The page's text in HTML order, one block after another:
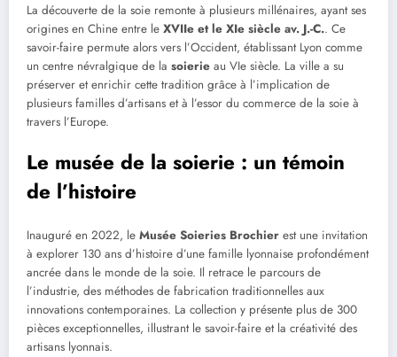
La découverte de la soie remonte à plusieurs millénaires, ayant ses
origines en Chine entre le XVIIe et le XIe siècle av. J.-C.. Ce
savoir-faire permute alors vers l’Occident, établissant Lyon comme
un centre névralgique de la soierie au VIe siècle. La ville a su
préserver et enrichir cette tradition grâce à l’implication de
plusieurs familles d’artisans et à l’essor du commerce de la soie à
travers l’Europe.
Le musée de la soierie : un témoin
de l’histoire
Inauguré en 2022, le Musée Soieries Brochier est une invitation
à explorer 130 ans d’histoire d’une famille lyonnaise profondément
ancrée dans le monde de la soie. Il retrace le parcours de
l’industrie, des méthodes de fabrication traditionnelles aux
innovations contemporaines. La collection y présente plus de 300
pièces exceptionnelles, illustrant le savoir-faire et la créativité des
artisans lyonnais.